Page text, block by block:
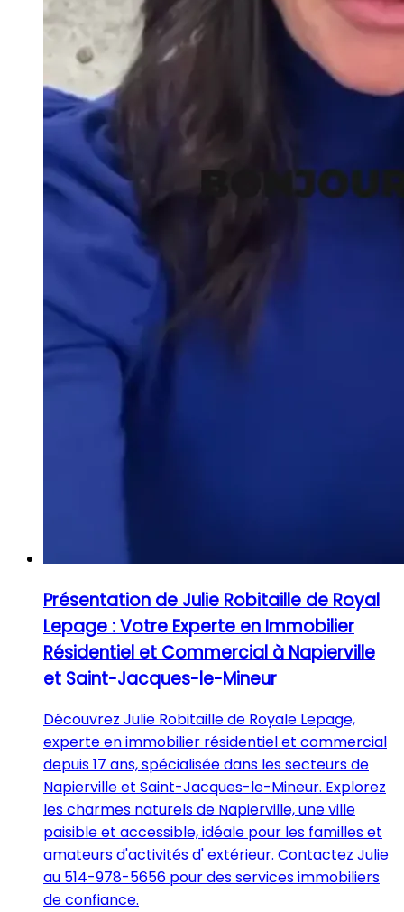
Présentation de Julie Robitaille de Royal
Lepage : Votre Experte en Immobilier
Résidentiel et Commercial à Napierville
et Saint-Jacques-le-Mineur
Découvrez Julie Robitaille de Royale Lepage,
experte en immobilier résidentiel et commercial
depuis 17 ans, spécialisée dans les secteurs de
Napierville et Saint-Jacques-le-Mineur. Explorez
les charmes naturels de Napierville, une ville
paisible et accessible, idéale pour les familles et
amateurs d'activités d' extérieur. Contactez Julie
au 514-978-5656 pour des services immobiliers
de confiance.